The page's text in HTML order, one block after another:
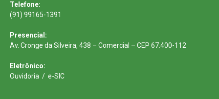
Telefone:
(91) 99165-1391
Presencial:
Av. Cronge da Silveira, 438 – Comercial – CEP 67.400-112
Eletrônico:
Ouvidoria / e-SIC